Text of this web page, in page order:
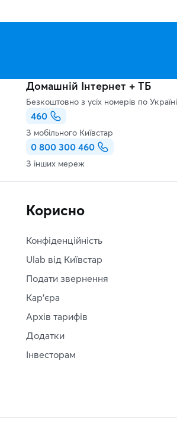
Домашній Інтернет + ТБ
Безкоштовно з усіх номерів по Україні
460
З мобільного Київстар
0 800 300 460
З інших мереж
Корисно
Конфіденційність
Ulab від Київстар
Подати звернення
Кар'єра
Архів тарифів
Додатки
Інвесторам